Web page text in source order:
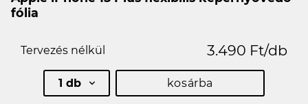
fólia
Tervezés nélkül 3.490 Ft/db
1 db kosárba